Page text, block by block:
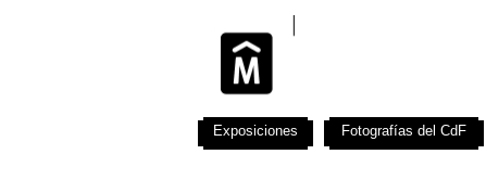
Exposiciones Fotografías del CdF